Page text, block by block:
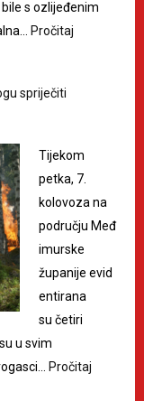
s ozlijeđenim
Pročitaj
spriječiti
Tijekom
petka, 7.
kolovoza na
području Međ
imurske
županije evid
entirana
su četiri
u svim
Pročitaj